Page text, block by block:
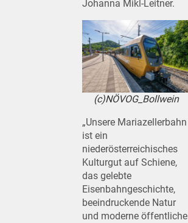
Johanna Mikl-Leitner.
(c)NÖVOG_Bollwein
„Unsere Mariazellerbahn
ist ein
niederösterreichisches
Kulturgut auf Schiene,
das gelebte
Eisenbahngeschichte,
beeindruckende Natur
und moderne öffentliche